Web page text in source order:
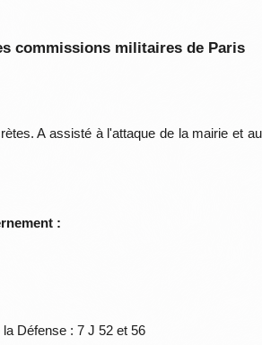
commissions militaires de Paris
A assisté à l'attaque de la mairie et
:
Défense : 7 J 52 et 56